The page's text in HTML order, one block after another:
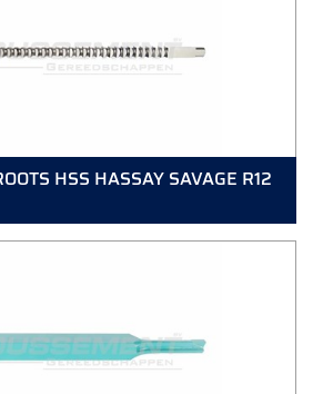
HSS HASSAY SAVAGE R12